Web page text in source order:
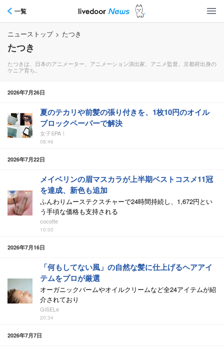
一覧
ニューストップ > たつき
たつき
たつきは、日本のアニメーター、アニメーション演出家、アニメ監督。京都府出身の
ケニア育ち。
2026年7月26日
夏のテカリや前髪の張り付きを、1枚10円のオイル
ブロックペーパーで解決
女子SPA！
08:46
2026年7月22日
メイベリンの眉マスカラが上半期ベストコスメ11冠
を達成、新色も追加
ふんわりムーステクスチャーで24時間持続し、1,672円とい
う手頃な価格も支持される
cocotte
10:00
2026年7月16日
「何もしてない風」の自然な髪に仕上げるヘアアイ
テムをプロが厳選
オーガニックバームやオイルクリームなど全24アイテムが紹
介されており
GISELe
20:34
2026年7月7日